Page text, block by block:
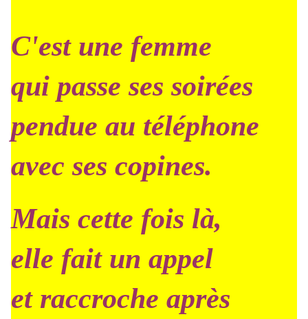
C'est une femme
qui passe ses soirées
pendue au téléphone
avec ses copines.
Mais cette fois là,
elle fait un appel
et raccroche après